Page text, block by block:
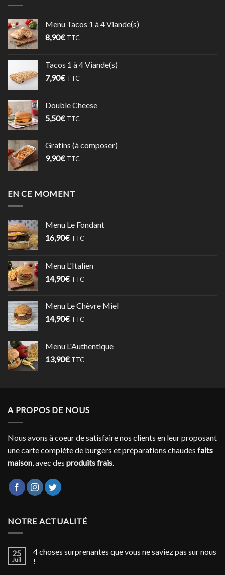
Menu Tacos 1 à 4 Viande(s)
8,90€ TTC
Tacos 1 à 4 Viande(s)
7,90€ TTC
Double Cheese
5,50€ TTC
Gratins (à composer)
9,90€ TTC
EN CE MOMENT
Menu Le Fondant
16,90€ TTC
Menu L'Italien
14,90€ TTC
Menu Le Chèvre Miel
14,90€ TTC
Menu L'Authentique
13,90€ TTC
A PROPOS DE NOUS
Nous avons à coeur de satisfaire nos clients en leur proposant
une carte complète de burgers et préparations chaudes faits
maison , avec des produits frais
NOTRE ACTUALITÉ
25
Juil
4 choses surprenantes que vous ne saviez pas sur nous
!